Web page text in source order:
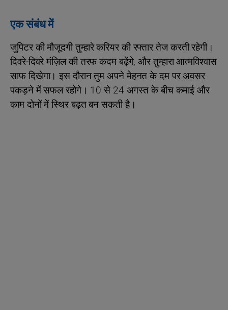
एक संबंध में
जुपिटर की मौजूदगी तुम्हारे करियर की रफ्तार तेज करती रहेगी।
दिवरे-दिवरे मंज़िल की तरफ कदम बढ़ेंगे, और तुम्हारा आत्मविश्वास
साफ दिखेगा। इस दौरान तुम अपने मेहनत के दम पर अवसर
पकड़ने में सफल रहोगे। 10 से 24 अगस्त के बीच कमाई और
काम दोनों में स्थिर बढ़त बन सकती है।